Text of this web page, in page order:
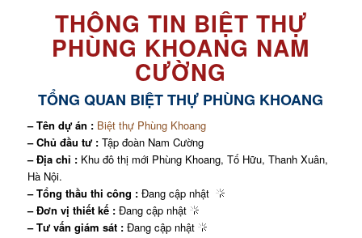
THÔNG TIN BIỆT THỰ
PHÙNG KHOANG NAM
CƯỜNG
TỔNG QUAN BIỆT THỰ PHÙNG KHOANG
– Tên dự án : Biệt thự Phùng Khoang
– Chủ đầu tư :Tập đoàn Nam Cường
– Địa chỉ :Khu đô thị mới Phùng Khoang, Tố Hữu, Thanh Xuân,
Hà Nội.
– Tổng thầu thi công :Đang cập nhật
– Đơn vị thiết kế :Đang cập nhật
– Tư vấn giám sát :Đang cập nhật